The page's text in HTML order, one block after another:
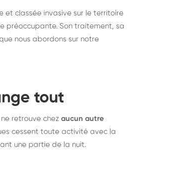
et classée invasive sur le territoire
préoccupante. Son traitement, sa
nous abordons sur notre
tout
retrouve chez aucun autre
cessent toute activité avec la
une partie de la nuit.